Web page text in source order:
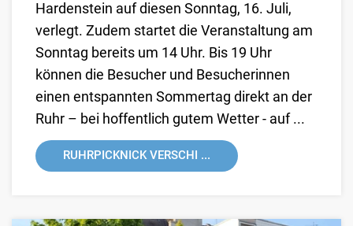
Hardenstein auf diesen Sonntag, 16. Juli,
verlegt. Zudem startet die Veranstaltung am
Sonntag bereits um 14 Uhr. Bis 19 Uhr
können die Besucher und Besucherinnen
einen entspannten Sommertag direkt an der
Ruhr – bei hoffentlich gutem Wetter - auf ...
RUHRPICKNICK VERSCHI ...